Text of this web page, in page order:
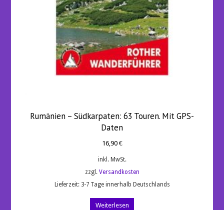
Rumänien – Südkarpaten: 63 Touren. Mit GPS-
Daten
16,90 €
inkl. MwSt.
zzgl. Versandkosten
Lieferzeit: 3-7 Tage innerhalb Deutschlands
Weiterlesen